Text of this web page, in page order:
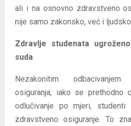
ali i na osnovno zdravstveno
nije samo zakonsko, već i ljudsko.
Zdravlje studenata
suda
Nezakonitim
osiguranja, iako se prethodno
odlučivanje po mjeri,
zdravstveno osiguranje. To